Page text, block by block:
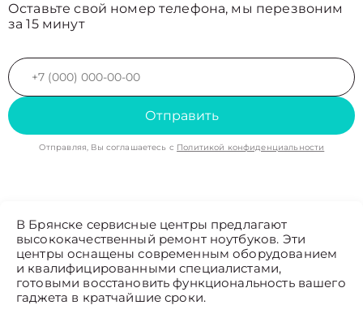
Оставьте свой номер телефона, мы перезвоним
за 15 минут
Отправить
Отправляя, Вы соглашаетесь с Политикой конфиденциальности
В Брянске сервисные центры предлагают
высококачественный ремонт ноутбуков. Эти
центры оснащены современным оборудованием
и квалифицированными специалистами,
готовыми восстановить функциональность вашего
гаджета в кратчайшие сроки.